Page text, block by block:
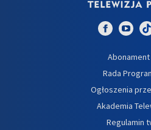
Abonament
Rada
Ogłoszenia
Akademia
Regulamin